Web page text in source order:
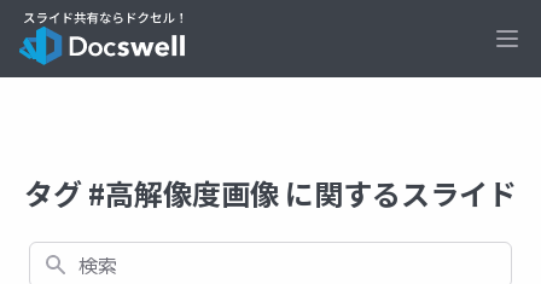
タグ #高解像度画像 に関するスライド
検索